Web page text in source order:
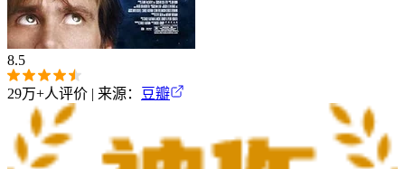
8.5
29万+人评价 | 来源： 豆瓣